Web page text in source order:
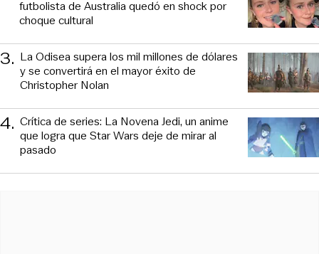
futbolista de Australia quedó en shock por
choque cultural
3. La Odisea supera los mil millones de dólares
y se convertirá en el mayor éxito de
Christopher Nolan
4. Crítica de series: La Novena Jedi, un anime
que logra que Star Wars deje de mirar al
pasado